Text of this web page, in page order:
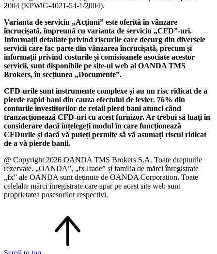
2004 (KPWiG-4021-54-1/2004).
Varianta de serviciu „Acțiuni” este oferită în vânzare
încrucișată, împreună cu varianta de serviciu „CFD”-uri.
Informații detaliate privind riscurile care decurg din diversele
servicii care fac parte din vânzarea încrucișată, precum și
informații privind costurile și comisioanele asociate acestor
servicii, sunt disponibile pe site-ul web al OANDA TMS
Brokers, în secțiunea „Documente”.
CFD-urile sunt instrumente complexe și au un risc ridicat de a
pierde rapid bani din cauza efectului de levier. 76% din
conturile investitorilor de retail pierd bani atunci când
tranzacționează CFD-uri cu acest furnizor. Ar trebui să luați în
considerare dacă înțelegeți modul în care funcționează
CFDurile și dacă vă puteți permite să vă asumați riscul ridicat
de a vă pierde banii.
@ Copyright 2026 OANDA TMS Brokers S.A. Toate drepturile
rezervate. „OANDA”, „fxTrade” și familia de mărci înregistrate
„fx” ale OANDA sunt deținute de OANDA Corporation. Toate
celelalte mărci înregistrate care apar pe acest site web sunt
proprietatea posesorilor respectivi.